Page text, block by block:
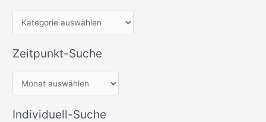
Zeitpunkt-Suche
Individuell-Suche